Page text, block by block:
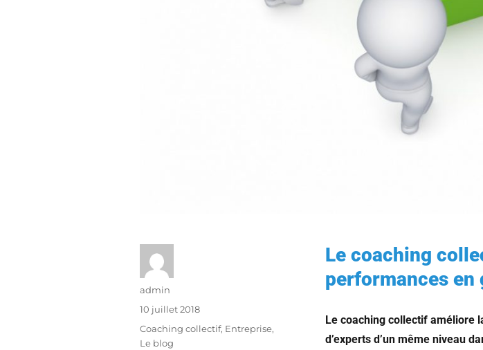
Le coaching
performances en
Le coaching collectif améliore
d’experts d’un même niveau
admin
10 juillet 2018
Coaching collectif, Entreprise,
Le blog